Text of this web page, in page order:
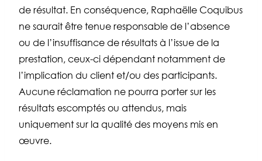
de résultat. En conséquence, Raphaëlle Coquibus
ne saurait être tenue responsable de l’absence
ou de l’insuffisance de résultats à l’issue de la
prestation, ceux-ci dépendant notamment de
l’implication du client et/ou des participants.
Aucune réclamation ne pourra porter sur les
résultats escomptés ou attendus, mais
uniquement sur la qualité des moyens mis en
œuvre.